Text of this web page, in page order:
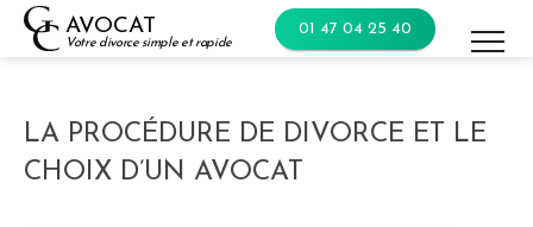
Skip
AVOCAT
Votre divorce simple et rapide
01 47 04 25 40
LA PROCÉDURE DE DIVORCE ET LE
CHOIX D’UN AVOCAT